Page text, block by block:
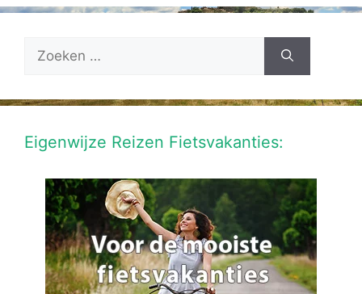
naar:
Eigenwijze Reizen Fietsvakanties: